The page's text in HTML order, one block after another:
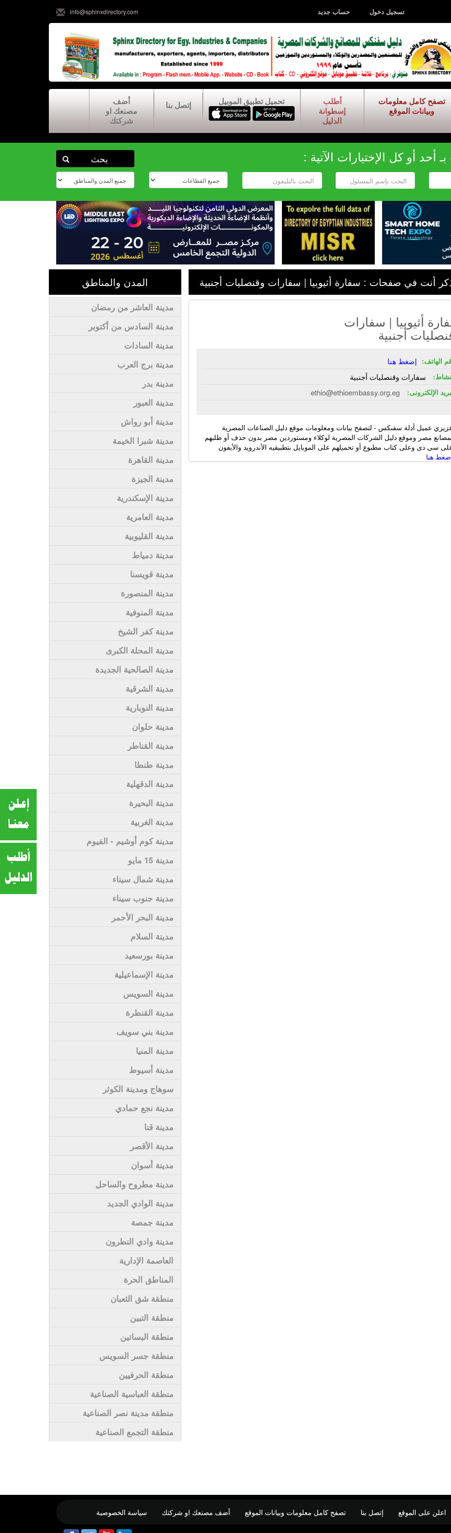
تسجيل دخول حساب جديد info@sphinxdirectory.com
تصفح كامل معلومات
وبيانات الموقع
أطلب
إسطوانة
الدليل
تحميل تطبيق الموبيل إتصل بنا
أضف
مصنعك او
شركتك
أو كل الإختيارات الآتية :
أنت في صفحات : سفارة أثيوبيا | سفارات وقنصليات أجنبية
أثيوبيا | سفارات
أجنبية
الهاتف: إضغط هنا
سفارات وقنصليات أجنبية
الإلكترونى: ethio@ethioembassy.org.eg
عميل أدلة سفنكس - لتصفح بيانات ومعلومات موقع دليل الصناعات المصرية
مصر وموقع دليل الشركات المصرية لوكلاء ومستوردين مصر بدون حذف أو طلبهم
سى دى وعلى كتاب مطبوع أو تحميلهم على الموبايل بتطبيقيه الأندرويد والأيفون
هنا
المدن والمناطق
مدينة العاشر من رمضان
مدينة السادس من أكتوبر
مدينة السادات
مدينة برج العرب
مدينة بدر
مدينة العبور
مدينة أبو رواش
مدينة شبرا الخيمة
مدينة القاهرة
مدينة الجيزة
مدينة الإسكندرية
مدينة العامرية
مدينة القليوبية
مدينة دمياط
مدينة قويسنا
مدينة المنصورة
مدينة المنوفية
مدينة كفر الشيخ
مدينة المحلة الكبرى
مدينة الصالحية الجديدة
مدينة الشرقية
مدينة النوبارية
مدينة حلوان
مدينة القناطر
مدينة طنطا
مدينة الدقهلية
مدينة البحيرة
مدينة الغربية
مدينة كوم أوشيم - الفيوم
مدينة 15 مايو
مدينة شمال سيناء
مدينة جنوب سيناء
مدينة البحر الأحمر
مدينة السلام
مدينة بورسعيد
مدينة الإسماعيلية
مدينة السويس
مدينة القنطرة
مدينة بني سويف
مدينة المنيا
مدينة أسيوط
سوهاج ومدينة الكوثر
مدينة نجع حمادي
مدينة قنا
مدينة الأقصر
مدينة أسوان
مدينة مطروح والساحل
مدينة الوادي الجديد
مدينة جمصة
مدينة وادي النطرون
العاصمة الإدارية
المناطق الحرة
منطقة شق الثعبان
منطقة التبين
منطقة البساتين
منطقة جسر السويس
منطقة الحرفيين
منطقة العباسية الصناعية
منطقة مدينة نصر الصناعية
منطقة التجمع الصناعية
اعلن على الموقع إتصل بنا تصفح كامل معلومات وبيانات الموقع أضف مصنعك او شركتك سياسة الخصوصية